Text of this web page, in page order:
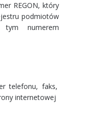
REGON, który
podmiotów
tym numerem
telefonu, faks,
internetowej